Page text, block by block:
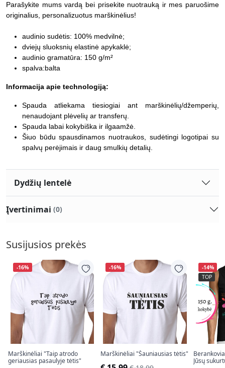
Parašykite mums vardą bei prisekite nuotrauką ir mes paruošime
originalius, personalizuotus marškinėlius!
audinio sudėtis: 100% medvilnė;
dviejų sluoksnių elastinė apykaklė;
audinio gramatūra: 150 g/m²
spalva:balta
Informacija apie technologiją:
Spauda atliekama tiesiogiai ant marškinėlių/džemperių,
nenaudojant plėvelių ar transferų.
Spauda labai kokybiška ir ilgaamžė.
Šiuo būdu spausdinamos nuotraukos, sudėtingi logotipai su
spalvų perėjimais ir daug smulkių detalių.
Dydžių lentelė
Įvertinimai (0)
Susijusios prekės
-16%
Marškinėliai "Taip atrodo
geriausias pasaulyje tėtis"
-16%
Marškinėliai "Šauniausias tėtis"
-14%
TOP
Jūsų